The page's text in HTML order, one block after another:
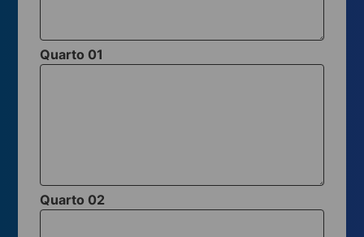
Quarto 01
Quarto 02